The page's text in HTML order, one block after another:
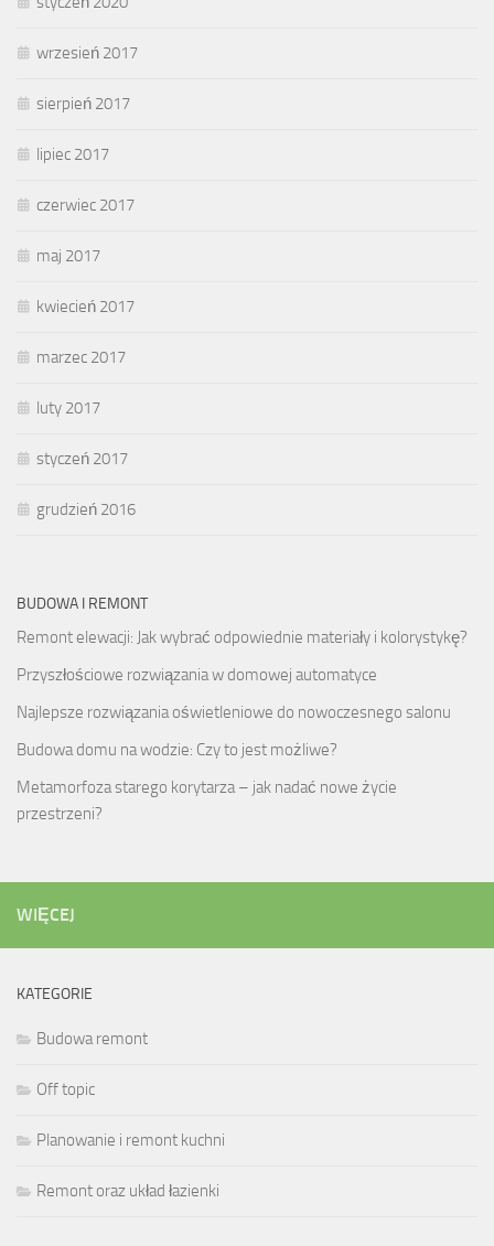
wrzesień 2017
sierpień 2017
lipiec 2017
czerwiec 2017
maj 2017
kwiecień 2017
marzec 2017
luty 2017
styczeń 2017
grudzień 2016
BUDOWA I REMONT
Remont elewacji: Jak wybrać odpowiednie materiały i kolorystykę?
Przyszłościowe rozwiązania w domowej automatyce
Najlepsze rozwiązania oświetleniowe do nowoczesnego salonu
Budowa domu na wodzie: Czy to jest możliwe?
Metamorfoza starego korytarza – jak nadać nowe życie
przestrzeni?
WIĘCEJ
KATEGORIE
Budowa remont
Off topic
Planowanie i remont kuchni
Remont oraz układ łazienki